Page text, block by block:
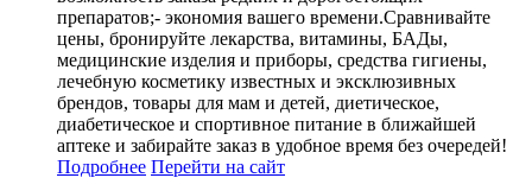
препаратов;- экономия вашего времени.Сравнивайте
цены, бронируйте лекарства, витамины, БАДы,
медицинские изделия и приборы, средства гигиены,
лечебную косметику известных и эксклюзивных
брендов, товары для мам и детей, диетическое,
диабетическое и спортивное питание в ближайшей
аптеке и забирайте заказ в удобное время без очередей!
Подробнее Перейти на сайт